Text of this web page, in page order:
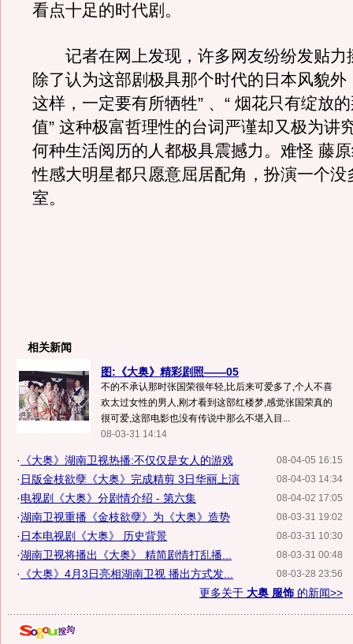
看点十足的时代剧。
记者在网上发现，许多网友纷纷发贴力
除了认为这部剧极具那个时代的日本风貌外
这样，一定要有所牺牲” 、“ 烟花只有绽放
值” 这种极富哲理性的台词严谨却又极为讲
何种生活阅历的人都极具震撼力。难怪 藤
性感大明星都只愿意屈居配角，扮演一个没
室。
相关新闻
图:《大奥》精彩剧照——05
不的不承认那时张国荣很年轻,比后来可爱多了,个人不喜
欢太过女性的男人,刚才看到这部红楼梦,感觉张国荣真的
很可爱,这部电影也没有传说中那么不堪入目...
08-03-31 14:14
08-04-05 16:15
· 《大奥》湖南卫视热播:不仅仅是女人的游戏
08-04-03 14:34
· 日版金枝欲孽《大奥》完成精剪 3日华丽上演
08-04-02 17:05
·电视剧《大奥》分剧情介绍 - 第六集
08-03-31 19:02
·湖南卫视重播《金枝欲孽》为《大奥》造势
08-03-31 10:30
· 日本电视剧《大奥》 历史背景
08-03-31 00:48
·湖南卫视将播出《大奥》 精简剧情打乱播...
08-03-28 23:56
·
《大奥》4月3日亮相湖南卫视 播出方式发...
更多关于 大奥 服饰 的新闻>>